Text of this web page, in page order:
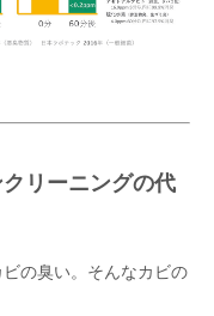
リーニングの代
の臭い。そんなカビの